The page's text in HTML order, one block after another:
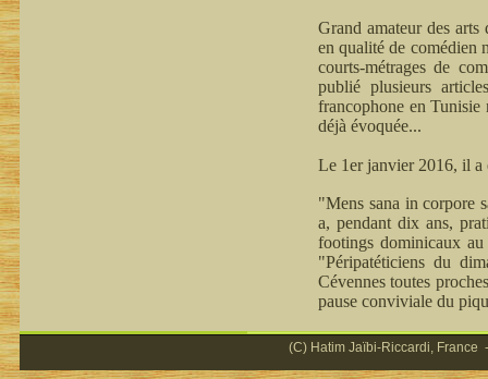
Grand amateur des arts
en qualité de comédien
courts-métrages de
publié plusieurs
francophone en Tunisie
déjà évoquée...
Le 1er janvier 2016, il a
"Mens sana in corpore
a, pendant dix ans,
footings dominicaux
"Péripatéticiens du
Cévennes toutes
pause conviviale du
(C) Hatim Jaïbi-Riccardi, France